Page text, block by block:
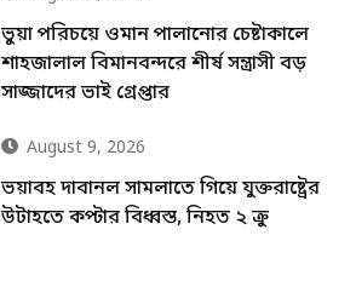
ভুয়া পরিচয়ে ওমান পালানোর চেষ্টাকালে
শাহজালাল বিমানবন্দরে শীর্ষ সন্ত্রাসী বড়
সাজ্জাদের ভাই গ্রেপ্তার
August 9, 2026
ভয়াবহ দাবানল সামলাতে গিয়ে যুক্তরাষ্ট্রের
উটাহতে কপ্টার বিধ্বস্ত, নিহত ২ ক্রু